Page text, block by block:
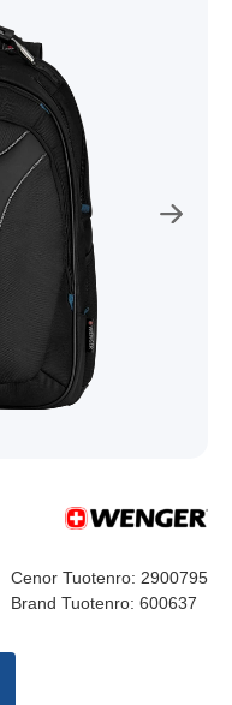
Cenor Tuotenro: 2900795
Brand Tuotenro: 600637